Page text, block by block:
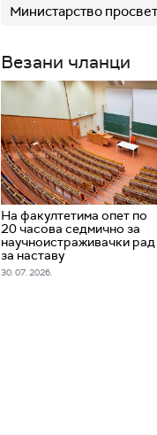
Министарство
Везани чланци
На факултетима опет по
20 часова седмично за
научноистраживачки рад
за наставу
30. 07. 2026.